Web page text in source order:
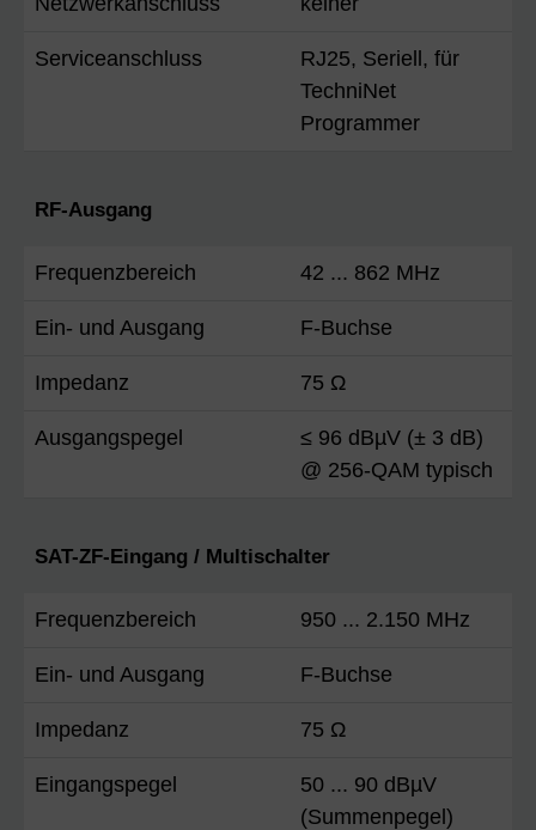
Serviceanschluss
RJ25, Seriell, für
TechniNet
Programmer
RF-Ausgang
Frequenzbereich 42 ... 862 MHz
Ein- und Ausgang F-Buchse
Impedanz 75 Ω
Ausgangspegel
≤ 96 dBµV (± 3 dB)
@ 256-QAM typisch
SAT-ZF-Eingang / Multischalter
Frequenzbereich 950 ... 2.150 MHz
Ein- und Ausgang F-Buchse
Impedanz 75 Ω
Eingangspegel
50 ... 90 dBµV
(Summenpegel)